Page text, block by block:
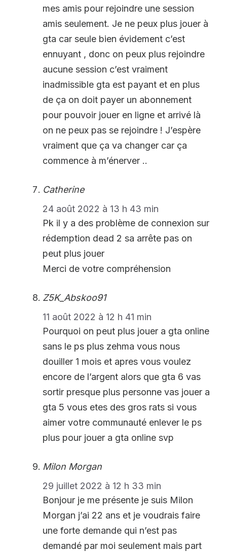
mes amis pour rejoindre une session
amis seulement. Je ne peux plus jouer à
gta car seule bien évidement c’est
ennuyant , donc on peux plus rejoindre
aucune session c’est vraiment
inadmissible gta est payant et en plus
de ça on doit payer un abonnement
pour pouvoir jouer en ligne et arrivé là
on ne peux pas se rejoindre ! J’espère
vraiment que ça va changer car ça
commence à m’énerver ..
Catherine
24 août 2022 à 13 h 43 min
Pk il y a des problème de connexion sur
rédemption dead 2 sa arrête pas on
peut plus jouer
Merci de votre compréhension
Z5K_Abskoo91
11 août 2022 à 12 h 41 min
Pourquoi on peut plus jouer a gta online
sans le ps plus zehma vous nous
douiller 1 mois et apres vous voulez
encore de l’argent alors que gta 6 vas
sortir presque plus personne vas jouer a
gta 5 vous etes des gros rats si vous
aimer votre communauté enlever le ps
plus pour jouer a gta online svp
Milon Morgan
29 juillet 2022 à 12 h 33 min
Bonjour je me présente je suis Milon
Morgan j’ai 22 ans et je voudrais faire
une forte demande qui n’est pas
demandé par moi seulement mais part